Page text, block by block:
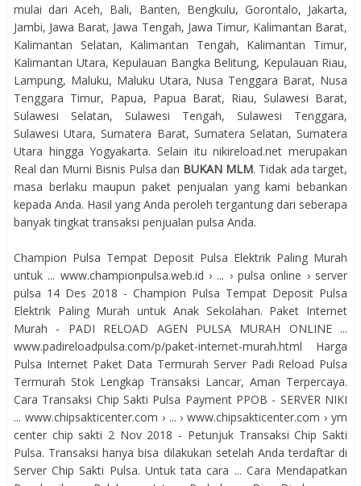
mulai dari Aceh, Bali, Banten, Bengkulu, Gorontalo, Jakarta,
Jambi, Jawa Barat, Jawa Tengah, Jawa Timur, Kalimantan Barat,
Kalimantan Selatan, Kalimantan Tengah, Kalimantan Timur,
Kalimantan Utara, Kepulauan Bangka Belitung, Kepulauan Riau,
Lampung, Maluku, Maluku Utara, Nusa Tenggara Barat, Nusa
Tenggara Timur, Papua, Papua Barat, Riau, Sulawesi Barat,
Sulawesi Selatan, Sulawesi Tengah, Sulawesi Tenggara,
Sulawesi Utara, Sumatera Barat, Sumatera Selatan, Sumatera
Utara hingga Yogyakarta. Selain itu nikireload.net merupakan
Real dan Murni Bisnis Pulsa dan BUKAN MLM. Tidak ada target,
masa berlaku maupun paket penjualan yang kami bebankan
kepada Anda. Hasil yang Anda peroleh tergantung dari seberapa
banyak tingkat transaksi penjualan pulsa Anda.
Champion Pulsa Tempat Deposit Pulsa Elektrik Paling Murah
untuk ... www.championpulsa.web.id › ... › pulsa online › server
pulsa 14 Des 2018 - Champion Pulsa Tempat Deposit Pulsa
Elektrik Paling Murah untuk Anak Sekolahan. Paket Internet
Murah - PADI RELOAD AGEN PULSA MURAH ONLINE ...
www.padireloadpulsa.com/p/paket-internet-murah.html Harga
Pulsa Internet Paket Data Termurah Server Padi Reload Pulsa
Termurah Stok Lengkap Transaksi Lancar, Aman Terpercaya.
Cara Transaksi Chip Sakti Pulsa Payment PPOB - SERVER NIKI
... www.chipsakticenter.com › ... › www.chipsakticenter.com › ym
center chip sakti 2 Nov 2018 - Petunjuk Transaksi Chip Sakti
Pulsa. Transaksi hanya bisa dilakukan setelah Anda terdaftar di
Server Chip Sakti Pulsa. Untuk tata cara ... Cara Mendapatkan